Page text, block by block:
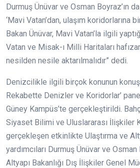
Durmuş Ünüvar ve Osman Boyraz’ın
‘Mavi Vatan’dan, ulaşım koridorlarına
Bakan Ünüvar, Mavi Vatan’la ilgili
Vatan ve Misak-ı Milli Haritaları
nesilden nesile aktarılmalıdır” dedi.
Denizcilikle ilgili birçok konunun
Rekabette Denizler ve Koridorlar’
Güney Kampüs’te gerçekleştirildi.
Siyaset Bilimi ve Uluslararası İlişkiler
gerçekleşen etkinlikte Ulaştırma ve
yardımcıları Durmuş Ünüvar ve
Altyapı Bakanlığı Dış İlişkiler Genel